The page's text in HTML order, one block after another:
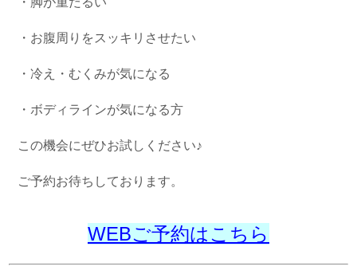
・お腹周りをスッキリさせたい
・冷え・むくみが気になる
・ボディラインが気になる方
この機会にぜひお試しください♪
ご予約お待ちしております。
WEBご予約はこちら